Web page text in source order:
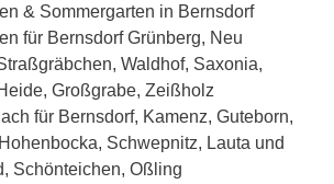
& Sommergarten in Bernsdorf
für Bernsdorf Grünberg, Neu
Waldhof, Saxonia,
Großgrabe, Zeißholz
für Bernsdorf, Kamenz, Guteborn,
Schwepnitz, Lauta und
Schönteichen, Oßling